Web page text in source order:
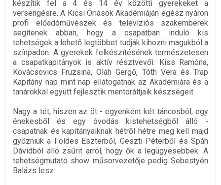
készítik fel a 4 és 14 év közötti gyerekeket a
versengésre. A Kicsi Óriások Akadémiáján egész nyáron
profi előadóművészek és televíziós szakemberek
segítenek abban, hogy a csapatban induló kis
tehetségek a lehető legtöbbet tudják kihozni magukból a
színpadon. A gyerekek felkészítésének természetesen
a csapatkapitányok is aktív résztvevői: Kiss Ramóna,
Kovácsovics Fruzsina, Oláh Gergő, Tóth Vera és Trap
Kapitány nap mint nap ellátogatnak az Akadémiára és a
tanárokkal együtt fejlesztik mentoráltjaik készségeit.
Nagy a tét, hiszen az öt - egyenként két táncosból, egy
énekesből és egy óvodás kistehetségből álló -
csapatnak és kapitányaiknak hétről hétre meg kell majd
győzniük a Földes Eszterből, Geszti Péterből és Spáh
Dávidból álló zsűrit arról, hogy ők a legügyesebbek. A
tehetségmutató show műsorvezetője pedig Sebestyén
Balázs lesz.